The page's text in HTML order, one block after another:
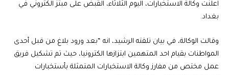
اعلنت وكالة الاستخبارات، اليوم الثلاثاء، القبض على مبتز الكتروني في
بغداد.
وقالت الوكالة، في بيان تلقته الرشيد، انه “بعد ورود بلاغ من قبل أحدى
المواطنات بقيام احد المتهمين ابتزازها الكترونيا، حيث تم تشكيل فريق
عمل مختص من مفارز وكالة الاستخبارات المتمثلة بأستخبارات